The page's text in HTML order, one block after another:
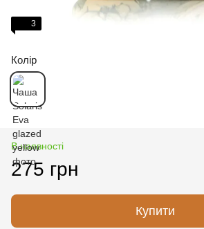
3
Колір
В наявності
275 грн
Купити